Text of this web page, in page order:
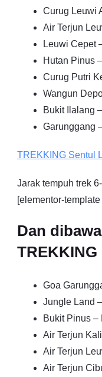
Curug Leuwi
Air Terjun
Leuwi Cepet
Hutan Pinus
Curug Putri
Wangun
Bukit Ilalang
Garunggang
TREKKING Sentul
Jarak tempuh trek
[elementor-template
Dan
Goa
Jungle Land
Bukit Pinus –
Air Terjun
Air Terjun
Air Terjun